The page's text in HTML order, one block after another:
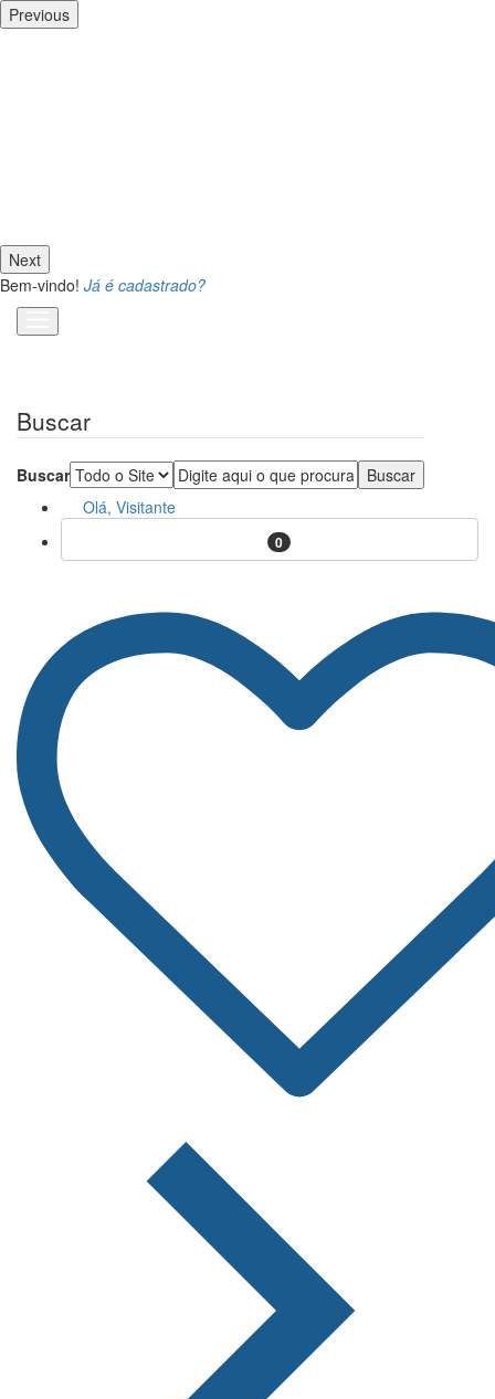
Previous
Next
Bem-vindo! Já é cadastrado?
Buscar
Buscar
Olá, Visitante
0